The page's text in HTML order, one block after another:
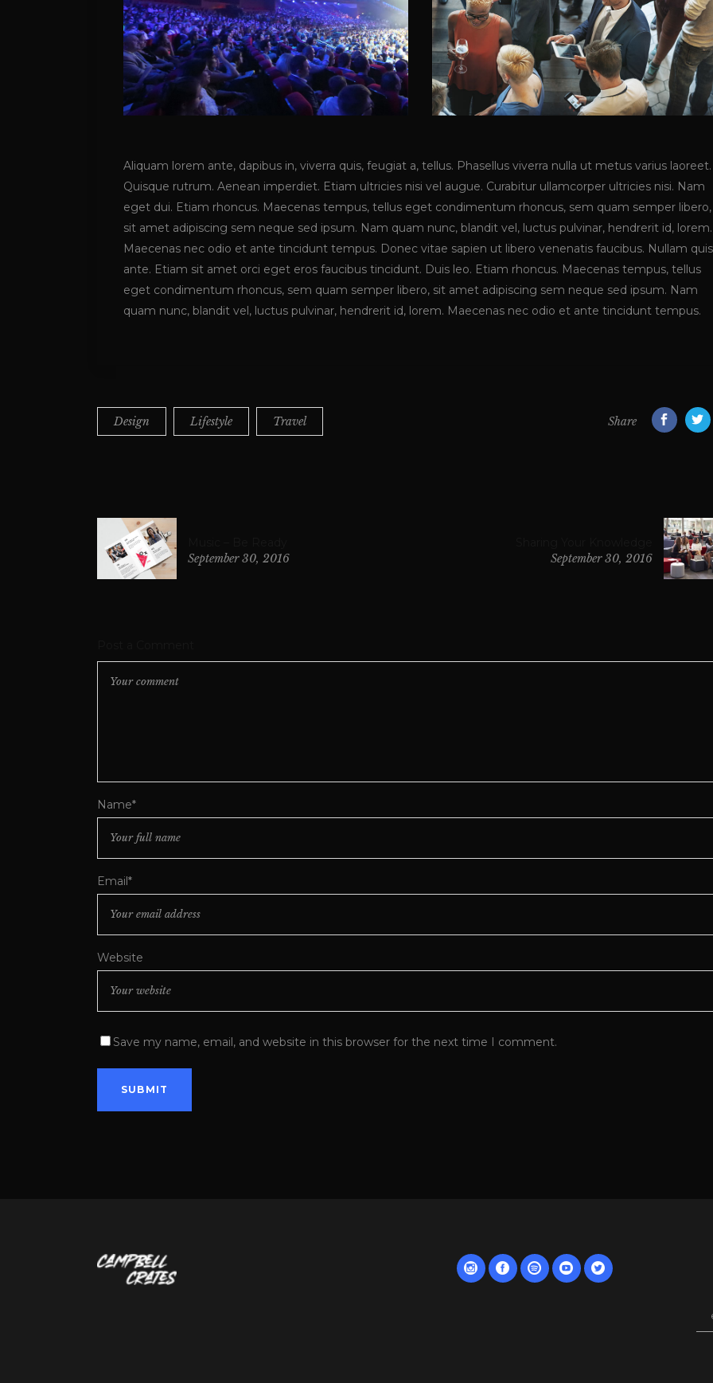
Aliquam lorem ante, dapibus in, viverra quis, feugiat a, tellus. Phasellus viverra nulla ut metus varius laoreet.
Quisque rutrum. Aenean imperdiet. Etiam ultricies nisi vel augue. Curabitur ullamcorper ultricies nisi. Nam
eget dui. Etiam rhoncus. Maecenas tempus, tellus eget condimentum rhoncus, sem quam semper libero,
sit amet adipiscing sem neque sed ipsum. Nam quam nunc, blandit vel, luctus pulvinar, hendrerit id, lorem.
Maecenas nec odio et ante tincidunt tempus. Donec vitae sapien ut libero venenatis faucibus. Nullam quis
ante. Etiam sit amet orci eget eros faucibus tincidunt. Duis leo. Etiam rhoncus. Maecenas tempus, tellus
eget condimentum rhoncus, sem quam semper libero, sit amet adipiscing sem neque sed ipsum. Nam
quam nunc, blandit vel, luctus pulvinar, hendrerit id, lorem. Maecenas nec odio et ante tincidunt tempus.
Design Lifestyle Travel Share
September 30, 2016
September 30, 2016
Name*
Email*
Website
Save my name, email, and website in this browser for the next time I comment.